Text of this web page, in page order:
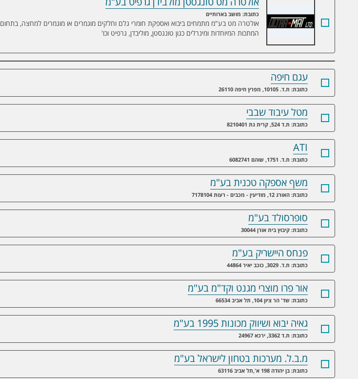
אולטרה מט טונגסטן מולבידן גרפיט בע"מ
כתובת: מושב בארותיים
אולטרה מט בע"מ מתמחים ביבוא ואספקת חומרי גלם וחלקים מוגמרים או מוגמרים למחצה, בתחום
המתכות המיוחדות ומינרלים כגון טונגסטן, מוליבדן, גרפיט וכו'
עגם חיפה
כתובת: ת.ד. 10105, מפרץ חיפה 26110
מטל עיבוד שבבי
כתובת: ת.ד 524, קרית גת 8210401
ATI
כתובת: ת.ד. 1751, שוהם 6082741
משף אספקה טכנית בע"מ
כתובת: האורג 12, מודיעין - מכבים - רעות 7178104
סופרסולד בע"מ
כתובת: קיבוץ בית אורן 30044
פנחס היישריק בע"מ
כתובת: ת.ד. 3029, כוכב יאיר 44864
אור פרו מוצרי מגנט וקד"מ בע"מ
כתובת: שד' הר ציון 104, תל אביב 66534
גאיה יבוא ושיווק מכונות 1995 בע"מ
כתובת: ת.ד 3362, ירכא 24967
מ.ב.ל. מערכות בטחון לישראל בע"מ
כתובת: בן יהודה 198 א',תל אביב 63116